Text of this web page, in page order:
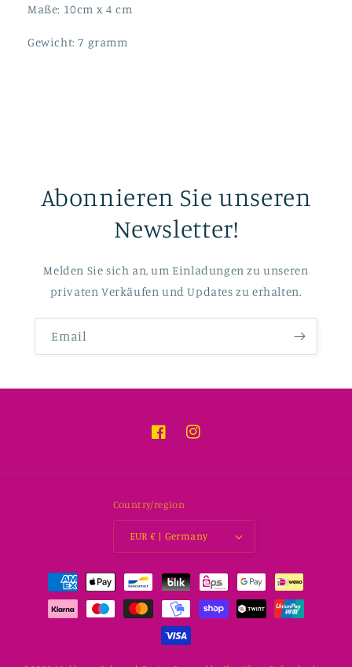
Maße: 10cm x 4 cm
Gewicht: 7 gramm
Abonnieren Sie unseren
Newsletter!
Melden Sie sich an, um Einladungen zu unseren
privaten Verkäufen und Updates zu erhalten.
Email
FacebookInstagram
Country/region
EUR € | Germany
Payment
methods